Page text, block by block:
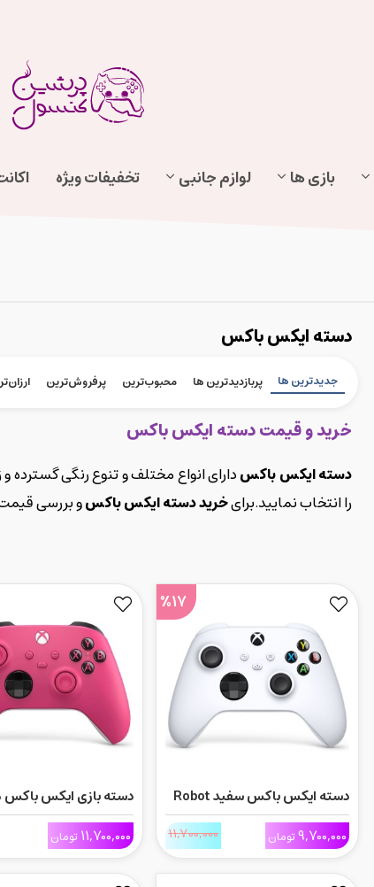
بازی ها لوازم جانبی تخفیفات ویژه
دسته ایکس باکس
جدیدترین ها پربازدیدترین ها محبوب‌‌ترین پرفروش‌ترین
خرید و قیمت دسته ایکس باکس
دسته ایکس باکسدارای انواع مختلف و تنوع رنگی گسترده
را انتخاب نمایید.برایخرید دسته ایکس باکسو بررسی
%17
دسته ایکس باکس سفید Robot
White
9,700,000تومان 11,700,000
دسته بازی ایکس
Deep Pink
11,700,000تومان